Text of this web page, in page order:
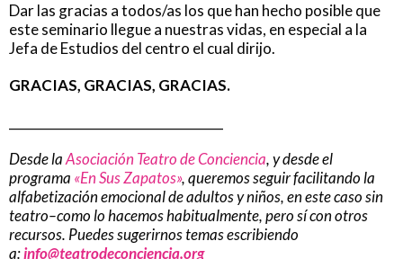
Dar las gracias a todos/as los que han hecho posible que
este seminario llegue a nuestras vidas, en especial a la
Jefa de Estudios del centro el cual dirijo.
GRACIAS, GRACIAS, GRACIAS.
Desde laAsociación Teatro de Conciencia, y desde el
programa «En Sus Zapatos», queremos seguir facilitando la
alfabetización emocional de adultos y niños, en este caso sin
teatro–como lo hacemos habitualmente, pero sí con otros
recursos. Puedes sugerirnos temas escribiendo
a:info@teatrodeconciencia.org